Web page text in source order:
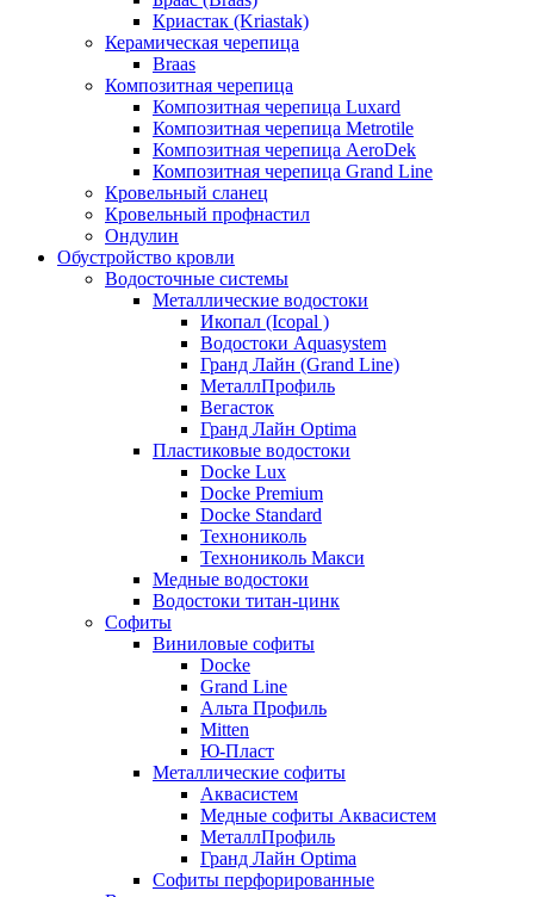
Криастак (Kriastak)
Керамическая черепица
Braas
Композитная черепица
Композитная черепица Luxard
Композитная черепица Metrotile
Композитная черепица AeroDek
Композитная черепица Grand Line
Кровельный сланец
Кровельный профнастил
Ондулин
Обустройство кровли
Водосточные системы
Металлические водостоки
Икопал (Icopal )
Водостоки Aquasystem
Гранд Лайн (Grand Line)
МеталлПрофиль
Вегасток
Гранд Лайн Optima
Пластиковые водостоки
Docke Lux
Docke Premium
Docke Standard
Технониколь
Технониколь Макси
Медные водостоки
Водостоки титан-цинк
Софиты
Виниловые софиты
Docke
Grand Line
Альта Профиль
Mitten
Ю-Пласт
Металлические софиты
Аквасистем
Медные софиты Аквасистем
МеталлПрофиль
Гранд Лайн Optima
Софиты перфорированные